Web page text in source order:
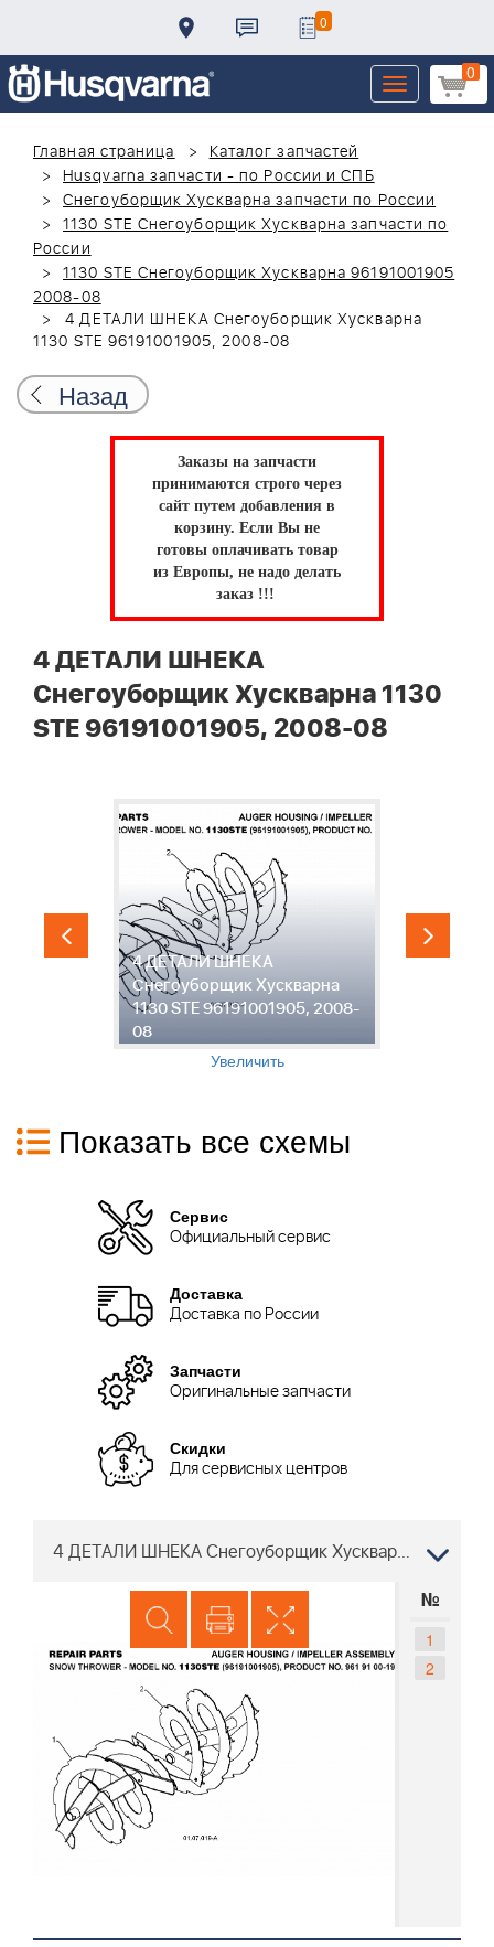
0
0
Toggle
navigation
Главная страница
Каталог запчастей
Husqvarna запчасти - по России и СПБ
Снегоуборщик Хускварна запчасти по России
1130 STE Снегоуборщик Хускварна запчасти по
России
1130 STE Снегоуборщик Хускварна 96191001905
2008-08
4 ДЕТАЛИ ШНЕКА Снегоуборщик Хускварна
1130 STE 96191001905, 2008-08
Назад
Заказы на запчасти
принимаются строго через
сайт путем добавления в
корзину. Если Вы не
готовы оплачивать товар
из Европы, не надо делать
заказ !!!
4 ДЕТАЛИ ШНЕКА
Снегоуборщик Хускварна 1130
STE 96191001905, 2008-08
4 ДЕТАЛИ ШНЕКА
Снегоуборщик Хускварна
1130 STE 96191001905, 2008-
08
Увеличить
Показать все схемы
Сервис
Официальный сервис
Доставка
Доставка по России
Запчасти
Оригинальные запчасти
Скидки
Для сервисных центров
4 ДЕТАЛИ ШНЕКА Снегоуборщик Хускварна 1130 STE 96191001905, 2008-08
№
1
2